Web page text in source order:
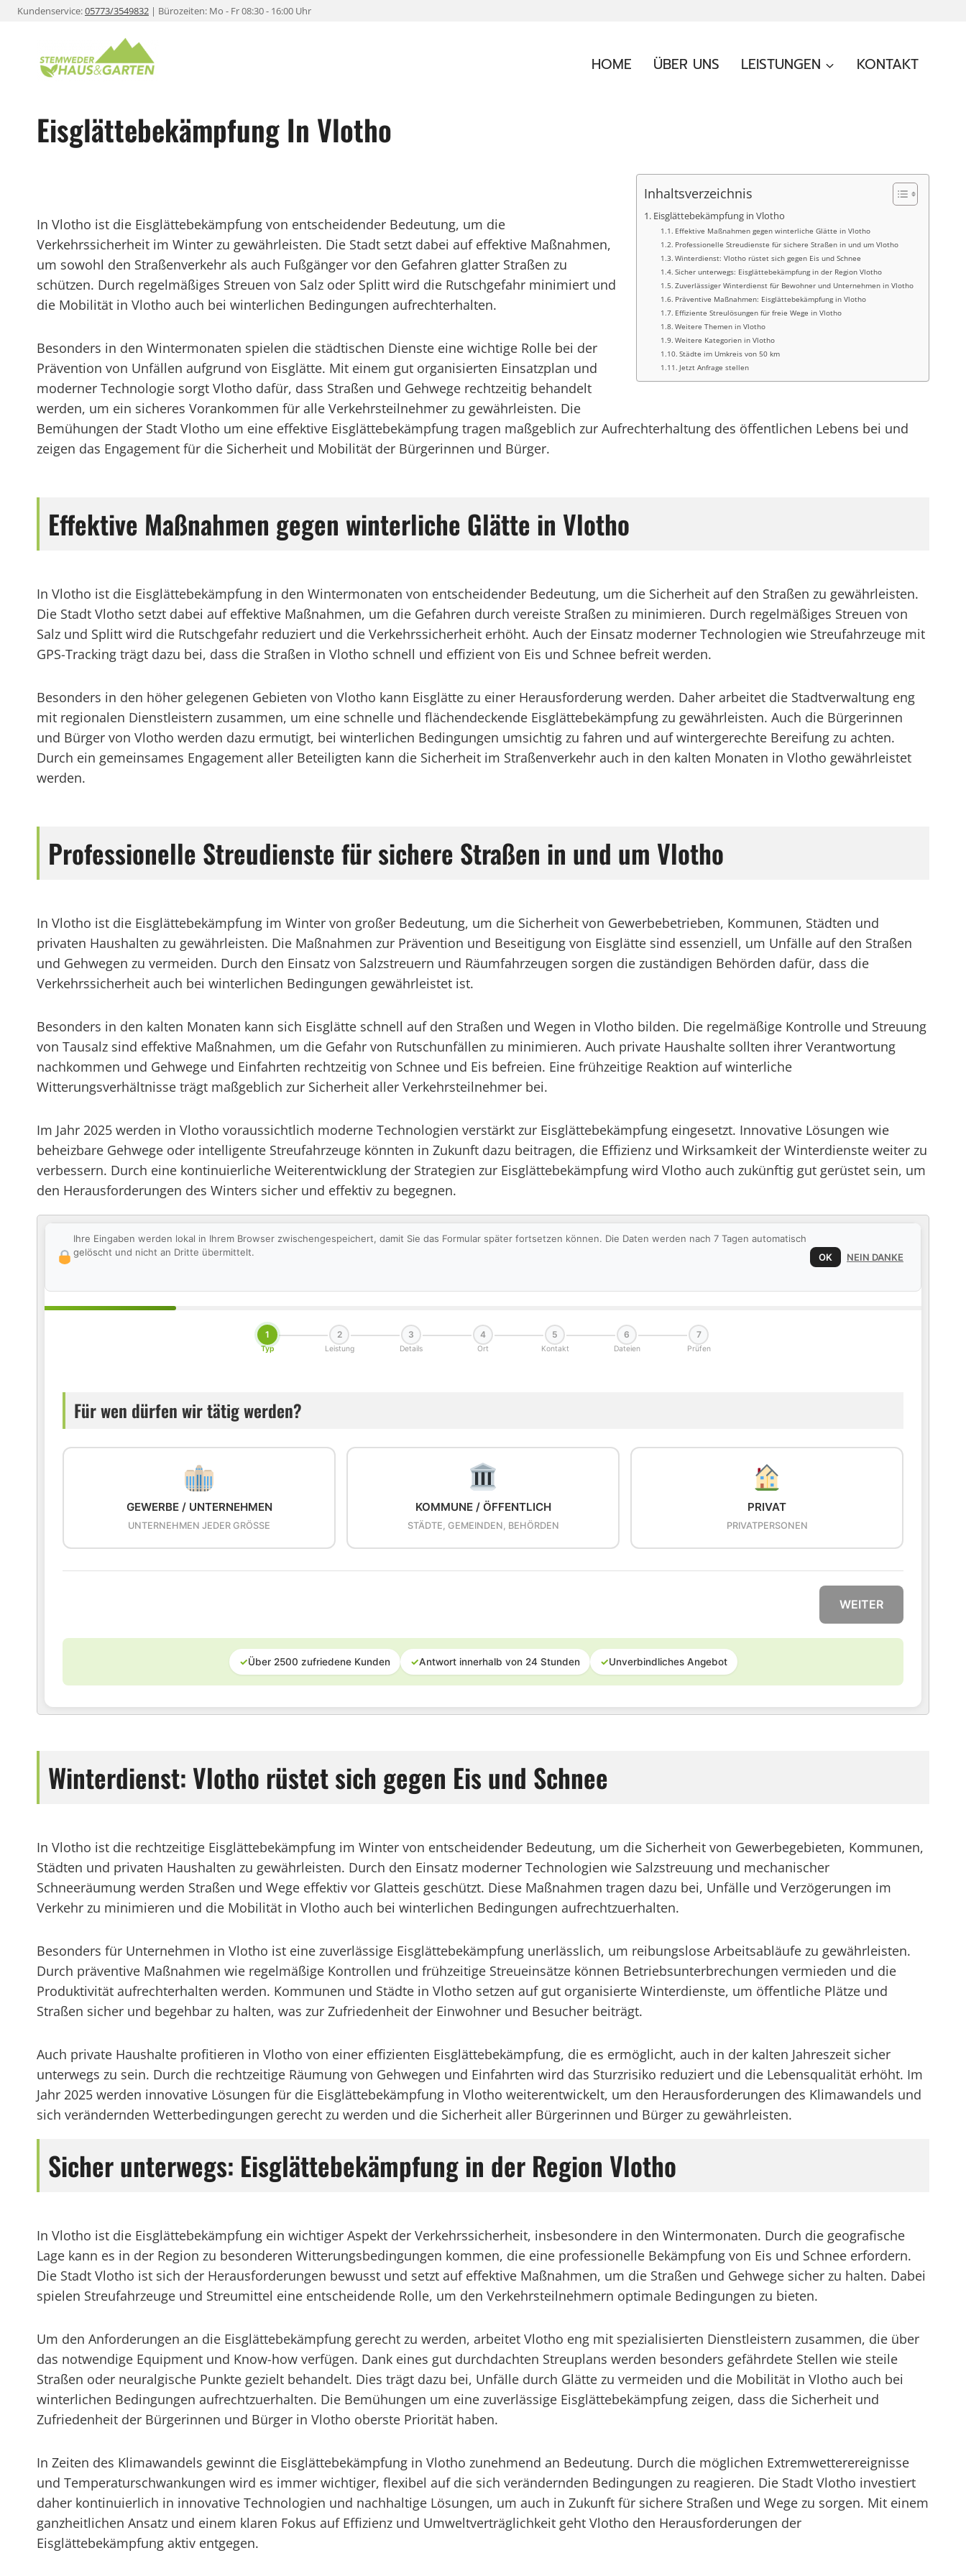
ZumKundenservice:05773/3549832 | Bürozeiten: Mo - Fr 08:30 - 16:00 Uhr
HOME ÜBER UNS LEISTUNGEN KONTAKT
Eisglättebekämpfung In Vlotho
Inhaltsverzeichnis
Eisglättebekämpfung in Vlotho
Effektive Maßnahmen gegen winterliche Glätte in Vlotho
Professionelle Streudienste für sichere Straßen in und um Vlotho
Winterdienst: Vlotho rüstet sich gegen Eis und Schnee
Sicher unterwegs: Eisglättebekämpfung in der Region Vlotho
Zuverlässiger Winterdienst für Bewohner und Unternehmen in Vlotho
Präventive Maßnahmen: Eisglättebekämpfung in Vlotho
Effiziente Streulösungen für freie Wege in Vlotho
Weitere Themen in Vlotho
Weitere Kategorien in Vlotho
Städte im Umkreis von 50 km
Jetzt Anfrage stellen
In Vlotho ist die Eisglättebekämpfung von entscheidender Bedeutung, um die
Verkehrssicherheit im Winter zu gewährleisten. Die Stadt setzt dabei auf effektive Maßnahmen,
um sowohl den Straßenverkehr als auch Fußgänger vor den Gefahren glatter Straßen zu
schützen. Durch regelmäßiges Streuen von Salz oder Splitt wird die Rutschgefahr minimiert und
die Mobilität in Vlotho auch bei winterlichen Bedingungen aufrechterhalten.
Besonders in den Wintermonaten spielen die städtischen Dienste eine wichtige Rolle bei der
Prävention von Unfällen aufgrund von Eisglätte. Mit einem gut organisierten Einsatzplan und
moderner Technologie sorgt Vlotho dafür, dass Straßen und Gehwege rechtzeitig behandelt
werden, um ein sicheres Vorankommen für alle Verkehrsteilnehmer zu gewährleisten. Die
Bemühungen der Stadt Vlotho um eine effektive Eisglättebekämpfung tragen maßgeblich zur Aufrechterhaltung des öffentlichen Lebens bei und
zeigen das Engagement für die Sicherheit und Mobilität der Bürgerinnen und Bürger.
Effektive Maßnahmen gegen winterliche Glätte in Vlotho
In Vlotho ist die Eisglättebekämpfung in den Wintermonaten von entscheidender Bedeutung, um die Sicherheit auf den Straßen zu gewährleisten.
Die Stadt Vlotho setzt dabei auf effektive Maßnahmen, um die Gefahren durch vereiste Straßen zu minimieren. Durch regelmäßiges Streuen von
Salz und Splitt wird die Rutschgefahr reduziert und die Verkehrssicherheit erhöht. Auch der Einsatz moderner Technologien wie Streufahrzeuge mit
GPS-Tracking trägt dazu bei, dass die Straßen in Vlotho schnell und effizient von Eis und Schnee befreit werden.
Besonders in den höher gelegenen Gebieten von Vlotho kann Eisglätte zu einer Herausforderung werden. Daher arbeitet die Stadtverwaltung eng
mit regionalen Dienstleistern zusammen, um eine schnelle und flächendeckende Eisglättebekämpfung zu gewährleisten. Auch die Bürgerinnen
und Bürger von Vlotho werden dazu ermutigt, bei winterlichen Bedingungen umsichtig zu fahren und auf wintergerechte Bereifung zu achten.
Durch ein gemeinsames Engagement aller Beteiligten kann die Sicherheit im Straßenverkehr auch in den kalten Monaten in Vlotho gewährleistet
werden.
Professionelle Streudienste für sichere Straßen in und um Vlotho
In Vlotho ist die Eisglättebekämpfung im Winter von großer Bedeutung, um die Sicherheit von Gewerbebetrieben, Kommunen, Städten und
privaten Haushalten zu gewährleisten. Die Maßnahmen zur Prävention und Beseitigung von Eisglätte sind essenziell, um Unfälle auf den Straßen
und Gehwegen zu vermeiden. Durch den Einsatz von Salzstreuern und Räumfahrzeugen sorgen die zuständigen Behörden dafür, dass die
Verkehrssicherheit auch bei winterlichen Bedingungen gewährleistet ist.
Besonders in den kalten Monaten kann sich Eisglätte schnell auf den Straßen und Wegen in Vlotho bilden. Die regelmäßige Kontrolle und Streuung
von Tausalz sind effektive Maßnahmen, um die Gefahr von Rutschunfällen zu minimieren. Auch private Haushalte sollten ihrer Verantwortung
nachkommen und Gehwege und Einfahrten rechtzeitig von Schnee und Eis befreien. Eine frühzeitige Reaktion auf winterliche
Witterungsverhältnisse trägt maßgeblich zur Sicherheit aller Verkehrsteilnehmer bei.
Im Jahr 2025 werden in Vlotho voraussichtlich moderne Technologien verstärkt zur Eisglättebekämpfung eingesetzt. Innovative Lösungen wie
beheizbare Gehwege oder intelligente Streufahrzeuge könnten in Zukunft dazu beitragen, die Effizienz und Wirksamkeit der Winterdienste weiter zu
verbessern. Durch eine kontinuierliche Weiterentwicklung der Strategien zur Eisglättebekämpfung wird Vlotho auch zukünftig gut gerüstet sein, um
den Herausforderungen des Winters sicher und effektiv zu begegnen.
Ihre Eingaben werden lokal in Ihrem Browser zwischengespeichert, damit Sie das Formular später fortsetzen können. Die Daten werden nach 7 Tagen automatisch
gelöscht und nicht an Dritte übermittelt.
OK NEIN DANKE
1
Typ
2
Leistung
3
Details
4
Ort
5
Kontakt
6
Dateien
7
Prüfen
Für wen dürfen wir tätig werden?
GEWERBE / UNTERNEHMEN
UNTERNEHMEN JEDER GRÖSSE
KOMMUNE / ÖFFENTLICH
STÄDTE, GEMEINDEN, BEHÖRDEN
PRIVAT
PRIVATPERSONEN
WEITER
✓Über 2500 zufriedene Kunden ✓Antwort innerhalb von 24 Stunden ✓Unverbindliches Angebot
Winterdienst: Vlotho rüstet sich gegen Eis und Schnee
In Vlotho ist die rechtzeitige Eisglättebekämpfung im Winter von entscheidender Bedeutung, um die Sicherheit von Gewerbegebieten, Kommunen,
Städten und privaten Haushalten zu gewährleisten. Durch den Einsatz moderner Technologien wie Salzstreuung und mechanischer
Schneeräumung werden Straßen und Wege effektiv vor Glatteis geschützt. Diese Maßnahmen tragen dazu bei, Unfälle und Verzögerungen im
Verkehr zu minimieren und die Mobilität in Vlotho auch bei winterlichen Bedingungen aufrechtzuerhalten.
Besonders für Unternehmen in Vlotho ist eine zuverlässige Eisglättebekämpfung unerlässlich, um reibungslose Arbeitsabläufe zu gewährleisten.
Durch präventive Maßnahmen wie regelmäßige Kontrollen und frühzeitige Streueinsätze können Betriebsunterbrechungen vermieden und die
Produktivität aufrechterhalten werden. Kommunen und Städte in Vlotho setzen auf gut organisierte Winterdienste, um öffentliche Plätze und
Straßen sicher und begehbar zu halten, was zur Zufriedenheit der Einwohner und Besucher beiträgt.
Auch private Haushalte profitieren in Vlotho von einer effizienten Eisglättebekämpfung, die es ermöglicht, auch in der kalten Jahreszeit sicher
unterwegs zu sein. Durch die rechtzeitige Räumung von Gehwegen und Einfahrten wird das Sturzrisiko reduziert und die Lebensqualität erhöht. Im
Jahr 2025 werden innovative Lösungen für die Eisglättebekämpfung in Vlotho weiterentwickelt, um den Herausforderungen des Klimawandels und
sich verändernden Wetterbedingungen gerecht zu werden und die Sicherheit aller Bürgerinnen und Bürger zu gewährleisten.
Sicher unterwegs: Eisglättebekämpfung in der Region Vlotho
In Vlotho ist die Eisglättebekämpfung ein wichtiger Aspekt der Verkehrssicherheit, insbesondere in den Wintermonaten. Durch die geografische
Lage kann es in der Region zu besonderen Witterungsbedingungen kommen, die eine professionelle Bekämpfung von Eis und Schnee erfordern.
Die Stadt Vlotho ist sich der Herausforderungen bewusst und setzt auf effektive Maßnahmen, um die Straßen und Gehwege sicher zu halten. Dabei
spielen Streufahrzeuge und Streumittel eine entscheidende Rolle, um den Verkehrsteilnehmern optimale Bedingungen zu bieten.
Um den Anforderungen an die Eisglättebekämpfung gerecht zu werden, arbeitet Vlotho eng mit spezialisierten Dienstleistern zusammen, die über
das notwendige Equipment und Know-how verfügen. Dank eines gut durchdachten Streuplans werden besonders gefährdete Stellen wie steile
Straßen oder neuralgische Punkte gezielt behandelt. Dies trägt dazu bei, Unfälle durch Glätte zu vermeiden und die Mobilität in Vlotho auch bei
winterlichen Bedingungen aufrechtzuerhalten. Die Bemühungen um eine zuverlässige Eisglättebekämpfung zeigen, dass die Sicherheit und
Zufriedenheit der Bürgerinnen und Bürger in Vlotho oberste Priorität haben.
In Zeiten des Klimawandels gewinnt die Eisglättebekämpfung in Vlotho zunehmend an Bedeutung. Durch die möglichen Extremwetterereignisse
und Temperaturschwankungen wird es immer wichtiger, flexibel auf die sich verändernden Bedingungen zu reagieren. Die Stadt Vlotho investiert
daher kontinuierlich in innovative Technologien und nachhaltige Lösungen, um auch in Zukunft für sichere Straßen und Wege zu sorgen. Mit einem
ganzheitlichen Ansatz und einem klaren Fokus auf Effizienz und Umweltverträglichkeit geht Vlotho den Herausforderungen der
Eisglättebekämpfung aktiv entgegen.